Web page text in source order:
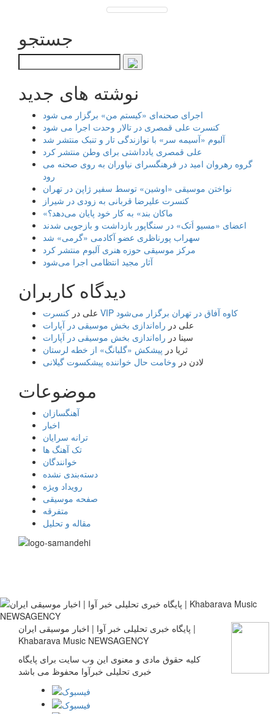
جستجو
نوشته های جدید
اجرای صحنه‌ای «کیستم من» برگزار می شود
کنسرت علی قمصری در تالار وحدت اجرا می شود
آلبوم «آسیمه سر» با نوازندگی تار و تنبک منتشر شد
علی قمصری یادداشتی برای وطن منتشر کرد
گروه رهروان امید در فرهنگسرای نیاوران به روی صحنه می
رود
نواختن موسیقی «اوشین» توسط سفیر ژاپن در تهران
کنسرت علیرضا قربانی به زودی در شیراز
«ماکان بند» به کار خود پایان می‌دهد؟
اعضای «مسیو اَتک» در سنگاپور بازداشت و بازجویی شدند
سهراب پورناظری عضو آکادمی «گرمی» شد
مرکز موسیقی حوزه هنری آلبوم منتشر کرد
آثار مجید انتظامی اجرا می‌شود
دیدگاه کاربران
علی در
کنسرت VIP کاوه آفاق در تهران برگزار می‌شود
علی در راه‌اندازی بخش موسیقی در آپارات
سینا در راه‌اندازی بخش موسیقی در آپارات
ثریا در پیشکش «گلبانگ» از خطه لرستان
لادن در وخامت حال خواننده پیشکسوت گیلانی
موضوعات
آهنگسازان
اخبار
ترانه سرایان
تک آهنگ ها
خوانندگان
دسته‌بندی نشده
رویداد ویژه
صفحه موسیقی
متفرقه
مقاله و تحلیل
پایگاه خبری تحلیلی خبر آوا | اخبار موسیقی ایران |
Khabarava Music NEWSAGENCY
کلیه حقوق مادی و معنوی این وب سایت برای پایگاه
خبری تحلیلی خبرآوا محفوظ می باشد